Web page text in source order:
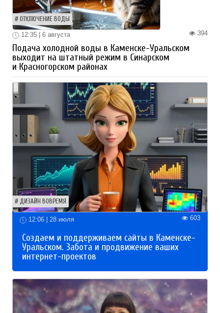
ОТКЛЮЧЕНИЕ ВОДЫ
394
12:35 | 6 августа
Подача холодной воды в Каменске-Уральском
выходит на штатный режим в Синарском
и Красногорском районах
ДИЗАЙН ВОВРЕМЯ
12:06 | 28 июля 603
Создаем и поддерживаем сайты в Каменске-
Уральском. Забота и продвижение ваших
интернет-проектов